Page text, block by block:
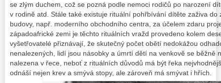
se zlým duchem, což se pozná podle nemoci rodičů po narození
v rodině atd. Stále také existuje rituální pohřbívání dítěte zaživa do
budovy, např. moderního obchodního centra, za účelem zdaru
západoafrické zemi je těchto rituálních vražd provedeno kolem
vyšetřovatelé přiznávají, že skutečný počet obětí nedokážou
nenalezených, lidí jsou násobky a úmrtí dětí na venkově se běžně
nalezena v řece, neboť z rituálních důvodů má být řeka
odnáší nejen krev a smývá stopy, ale zároveň má smývat i hřích.